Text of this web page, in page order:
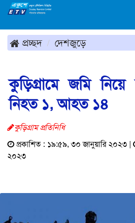
প্রচ্ছদ দেশজুড়ে
কুড়িগ্রামে জমি নিয়ে
নিহত ১, আহত ১৪
কুড়িগ্রাম প্রতিনিধি
প্রকাশিত : ১৯:৫৯, ৩০ জানুয়ারি ২০২৩ |
২০২৩